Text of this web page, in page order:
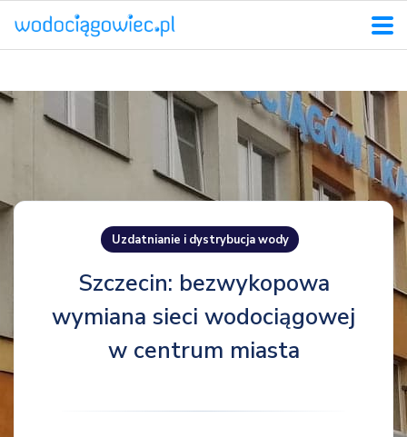
Uzdatnianie i dystrybucja wody
Szczecin: bezwykopowa
wymiana sieci wodociągowej
w centrum miasta